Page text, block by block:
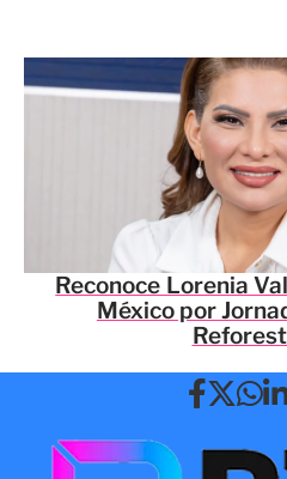
Reconoce Lorenia
México por